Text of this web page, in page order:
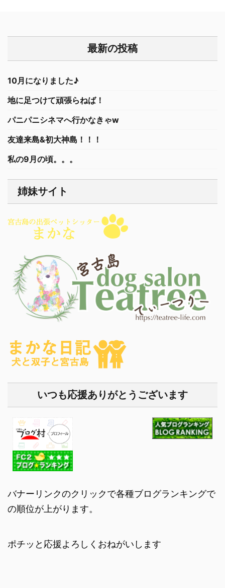
最新の投稿
10月になりました♪
地に足つけて頑張らねば！
パニパニシネマへ行かなきゃw
友達来島&初大神島！！！
私の9月の頃。。。
姉妹サイト
いつも応援ありがとうございます
バナーリンクのクリックで各種ブログランキングで
の順位が上がります。
ポチッと応援よろしくおねがいします